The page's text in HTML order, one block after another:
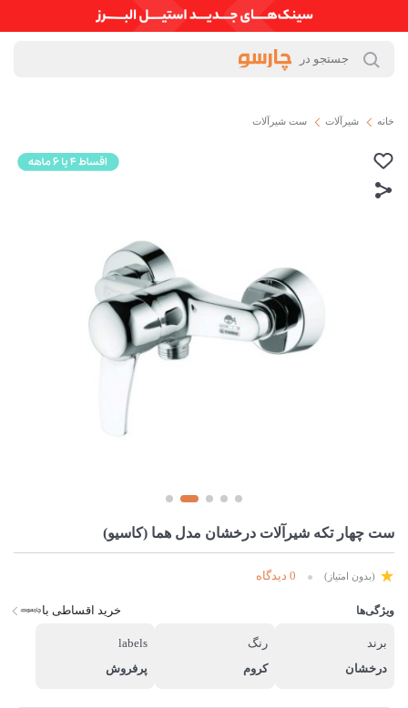
خانه شیرآلات ست شیرآلات
ست چهار تکه شیرآلات درخشان مدل هما (کاسیو)
(بدون امتیاز) 0 دیدگاه
ویژگی‌ها خرید اقساطی با
برند
درخشان
رنگ
کروم
labels
پرفروش